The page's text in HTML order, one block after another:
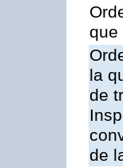
que
la
de
de